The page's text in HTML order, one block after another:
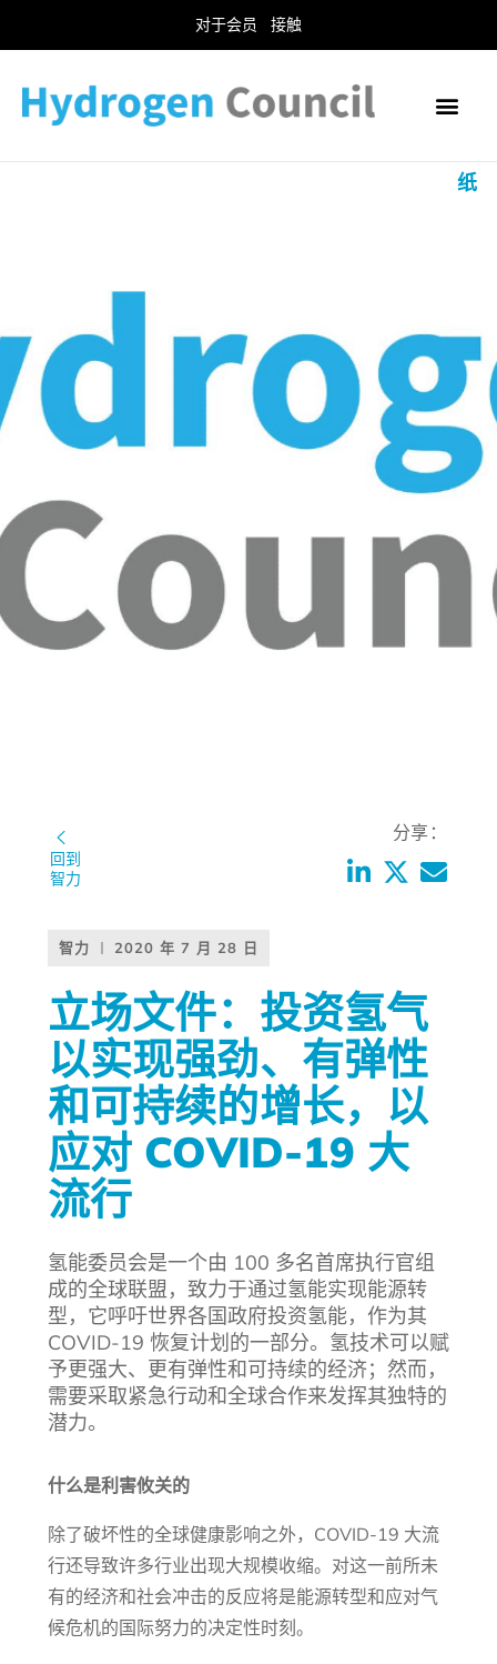
对于会员 接触
纸
回到
智力
分享：
智力 2020 年 7 月 28 日
立场文件：投资氢气
以实现强劲、有弹性
和可持续的增长，以
应对 COVID-19 大
流行
氢能委员会是一个由 100 多名首席执行官组
成的全球联盟，致力于通过氢能实现能源转
型，它呼吁世界各国政府投资氢能，作为其
COVID-19 恢复计划的一部分。氢技术可以赋
予更强大、更有弹性和可持续的经济；然而，
需要采取紧急行动和全球合作来发挥其独特的
潜力。
什么是利害攸关的
除了破坏性的全球健康影响之外，COVID-19 大流
行还导致许多行业出现大规模收缩。对这一前所未
有的经济和社会冲击的反应将是能源转型和应对气
候危机的国际努力的决定性时刻。